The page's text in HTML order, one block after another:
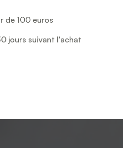
de 100 euros
jours suivant l'achat